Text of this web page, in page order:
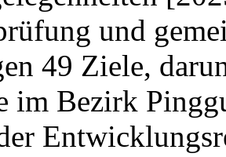
und
49 Ziele,
im Bezirk